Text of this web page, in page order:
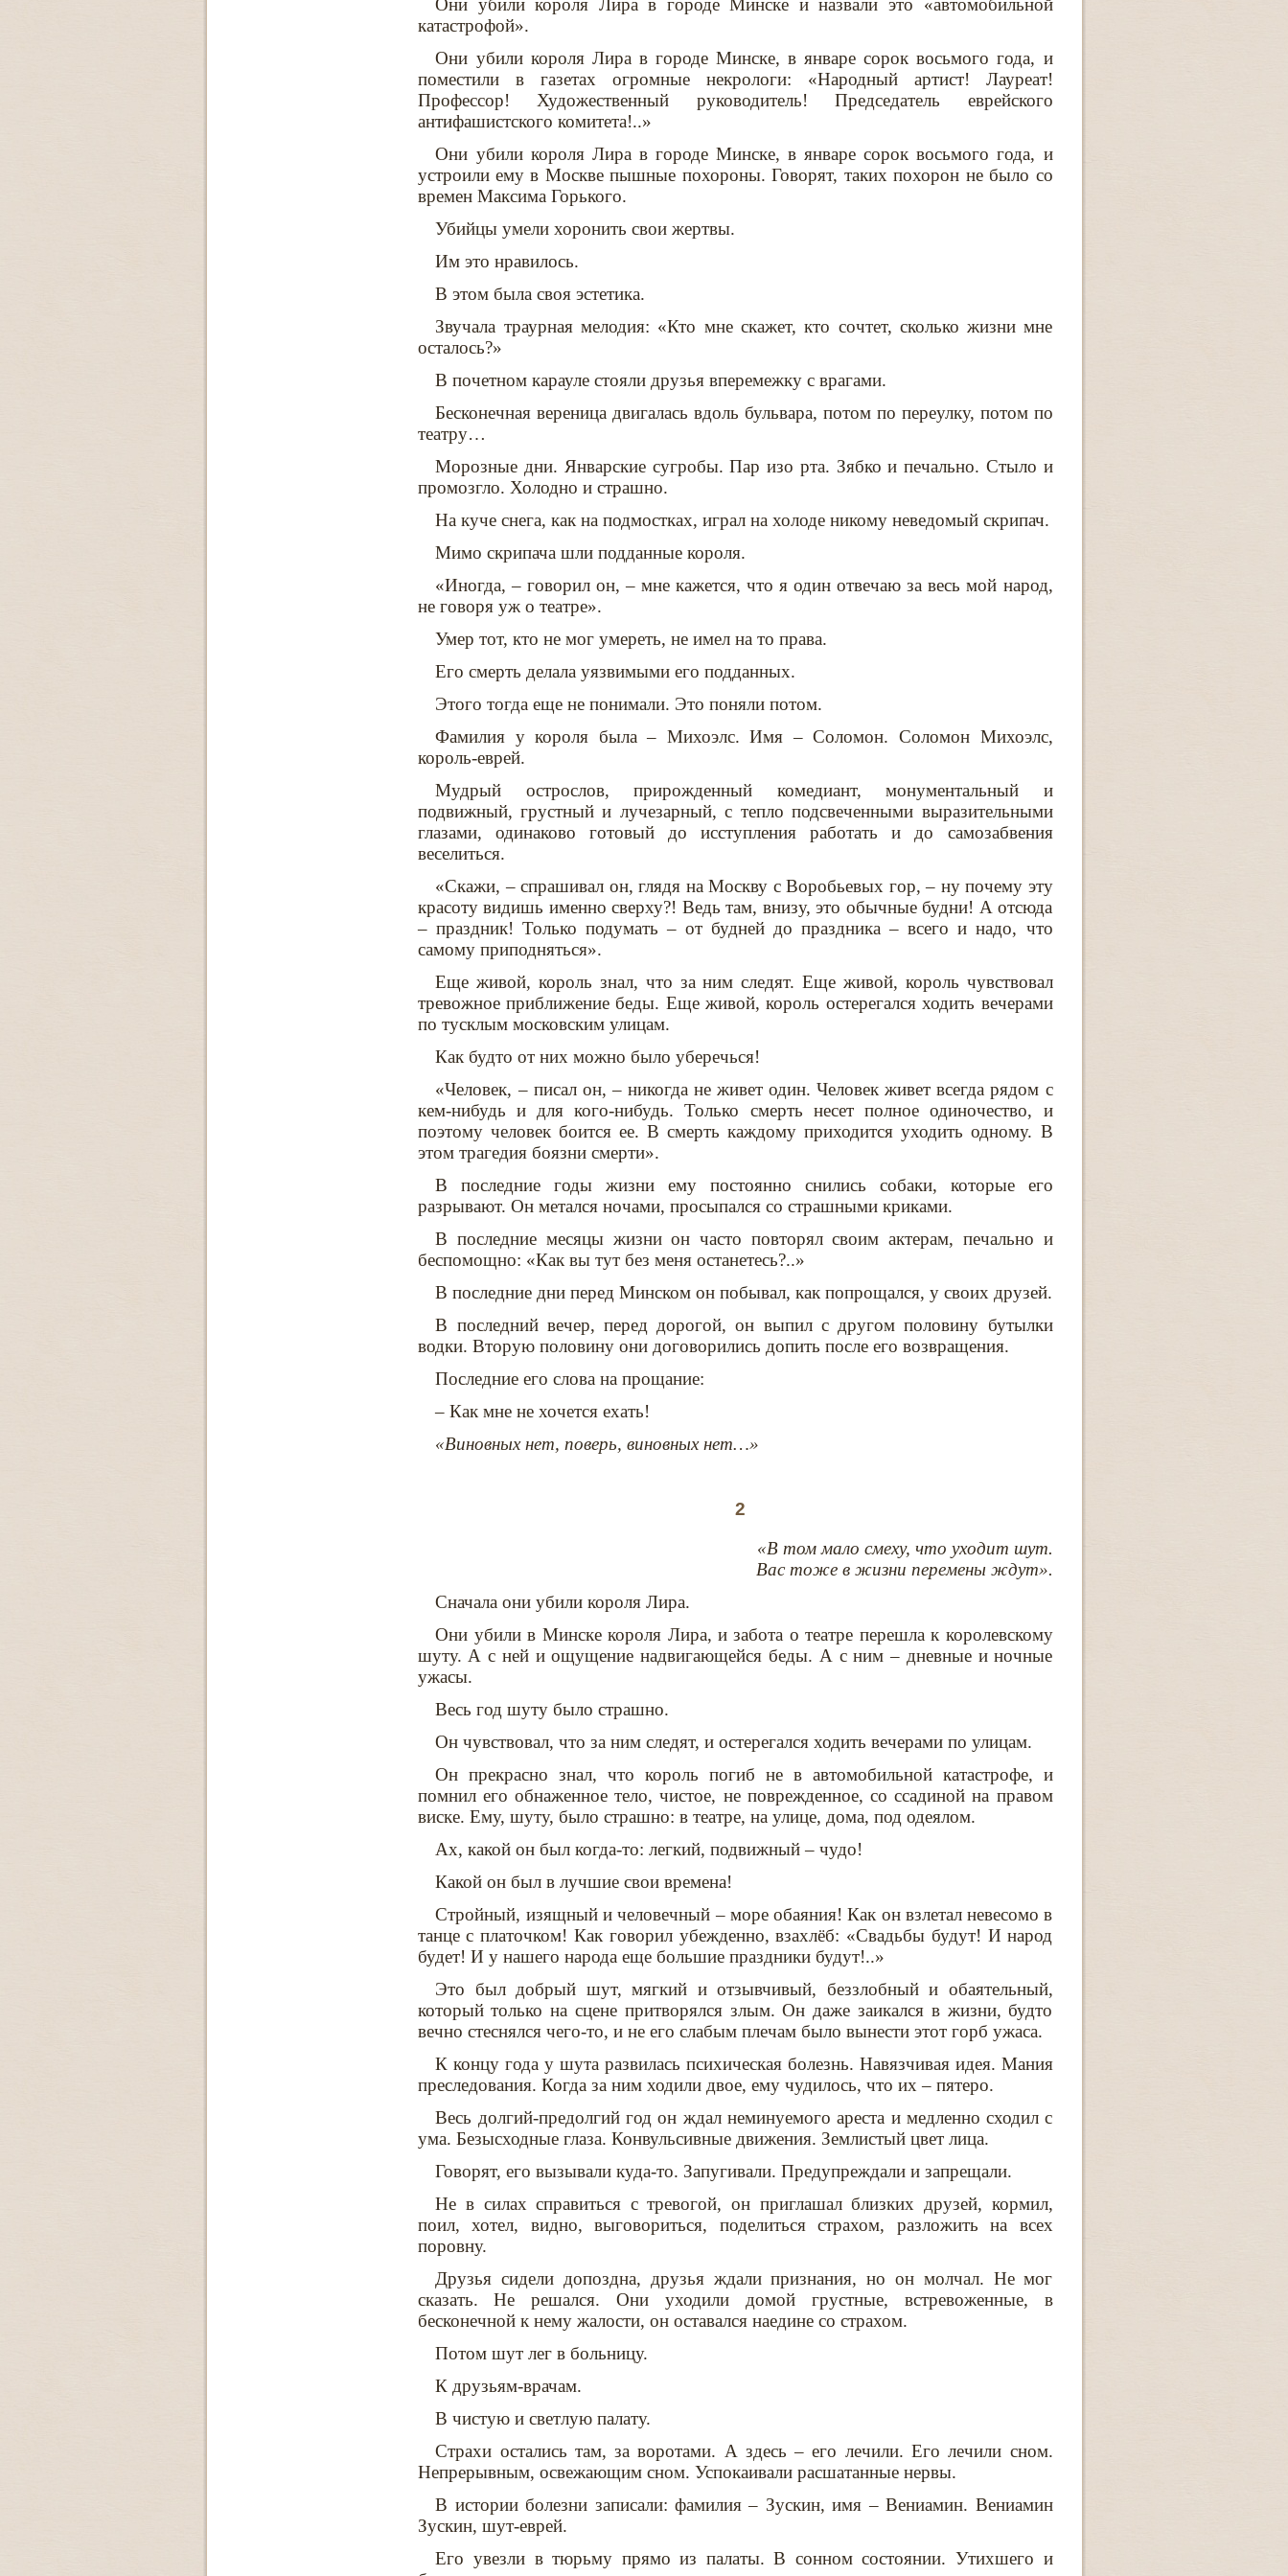
Они убили короля Лира в городе Минске и назвали это «автомобильной
катастрофой».
Они убили короля Лира в городе Минске, в январе сорок восьмого года, и
поместили в газетах огромные некрологи: «Народный артист! Лауреат!
Профессор! Художественный руководитель! Председатель еврейского
антифашистского комитета!..»
Они убили короля Лира в городе Минске, в январе сорок восьмого года, и
устроили ему в Москве пышные похороны. Говорят, таких похорон не было со
времен Максима Горького.
Убийцы умели хоронить свои жертвы.
Им это нравилось.
В этом была своя эстетика.
Звучала траурная мелодия: «Кто мне скажет, кто сочтет, сколько жизни мне
осталось?»
В почетном карауле стояли друзья вперемежку с врагами.
Бесконечная вереница двигалась вдоль бульвара, потом по переулку, потом по
театру…
Морозные дни. Январские сугробы. Пар изо рта. Зябко и печально. Стыло и
промозгло. Холодно и страшно.
На куче снега, как на подмостках, играл на холоде никому неведомый скрипач.
Мимо скрипача шли подданные короля.
«Иногда, – говорил он, – мне кажется, что я один отвечаю за весь мой народ,
не говоря уж о театре».
Умер тот, кто не мог умереть, не имел на то права.
Его смерть делала уязвимыми его подданных.
Этого тогда еще не понимали. Это поняли потом.
Фамилия у короля была – Михоэлс. Имя – Соломон. Соломон Михоэлс,
король-еврей.
Мудрый острослов, прирожденный комедиант, монументальный и
подвижный, грустный и лучезарный, с тепло подсвеченными выразительными
глазами, одинаково готовый до исступления работать и до самозабвения
веселиться.
«Скажи, – спрашивал он, глядя на Москву с Воробьевых гор, – ну почему эту
красоту видишь именно сверху?! Ведь там, внизу, это обычные будни! А отсюда
– праздник! Только подумать – от будней до праздника – всего и надо, что
самому приподняться».
Еще живой, король знал, что за ним следят. Еще живой, король чувствовал
тревожное приближение беды. Еще живой, король остерегался ходить вечерами
по тусклым московским улицам.
Как будто от них можно было уберечься!
«Человек, – писал он, – никогда не живет один. Человек живет всегда рядом с
кем-нибудь и для кого-нибудь. Только смерть несет полное одиночество, и
поэтому человек боится ее. В смерть каждому приходится уходить одному. В
этом трагедия боязни смерти».
В последние годы жизни ему постоянно снились собаки, которые его
разрывают. Он метался ночами, просыпался со страшными криками.
В последние месяцы жизни он часто повторял своим актерам, печально и
беспомощно: «Как вы тут без меня останетесь?..»
В последние дни перед Минском он побывал, как попрощался, у своих друзей.
В последний вечер, перед дорогой, он выпил с другом половину бутылки
водки. Вторую половину они договорились допить после его возвращения.
Последние его слова на прощание:
– Как мне не хочется ехать!
«Виновных нет, поверь, виновных нет…»
2
«В том мало смеху, что уходит шут.
Вас тоже в жизни перемены ждут».
Сначала они убили короля Лира.
Они убили в Минске короля Лира, и забота о театре перешла к королевскому
шуту. А с ней и ощущение надвигающейся беды. А с ним – дневные и ночные
ужасы.
Весь год шуту было страшно.
Он чувствовал, что за ним следят, и остерегался ходить вечерами по улицам.
Он прекрасно знал, что король погиб не в автомобильной катастрофе, и
помнил его обнаженное тело, чистое, не поврежденное, со ссадиной на правом
виске. Ему, шуту, было страшно: в театре, на улице, дома, под одеялом.
Ах, какой он был когда-то: легкий, подвижный – чудо!
Какой он был в лучшие свои времена!
Стройный, изящный и человечный – море обаяния! Как он взлетал невесомо в
танце с платочком! Как говорил убежденно, взахлёб: «Свадьбы будут! И народ
будет! И у нашего народа еще большие праздники будут!..»
Это был добрый шут, мягкий и отзывчивый, беззлобный и обаятельный,
который только на сцене притворялся злым. Он даже заикался в жизни, будто
вечно стеснялся чего-то, и не его слабым плечам было вынести этот горб ужаса.
К концу года у шута развилась психическая болезнь. Навязчивая идея. Мания
преследования. Когда за ним ходили двое, ему чудилось, что их – пятеро.
Весь долгий-предолгий год он ждал неминуемого ареста и медленно сходил с
ума. Безысходные глаза. Конвульсивные движения. Землистый цвет лица.
Говорят, его вызывали куда-то. Запугивали. Предупреждали и запрещали.
Не в силах справиться с тревогой, он приглашал близких друзей, кормил,
поил, хотел, видно, выговориться, поделиться страхом, разложить на всех
поровну.
Друзья сидели допоздна, друзья ждали признания, но он молчал. Не мог
сказать. Не решался. Они уходили домой грустные, встревоженные, в
бесконечной к нему жалости, он оставался наедине со страхом.
Потом шут лег в больницу.
К друзьям-врачам.
В чистую и светлую палату.
Страхи остались там, за воротами. А здесь – его лечили. Его лечили сном.
Непрерывным, освежающим сном. Успокаивали расшатанные нервы.
В истории болезни записали: фамилия – Зускин, имя – Вениамин. Вениамин
Зускин, шут-еврей.
Его увезли в тюрьму прямо из палаты. В сонном состоянии. Утихшего и